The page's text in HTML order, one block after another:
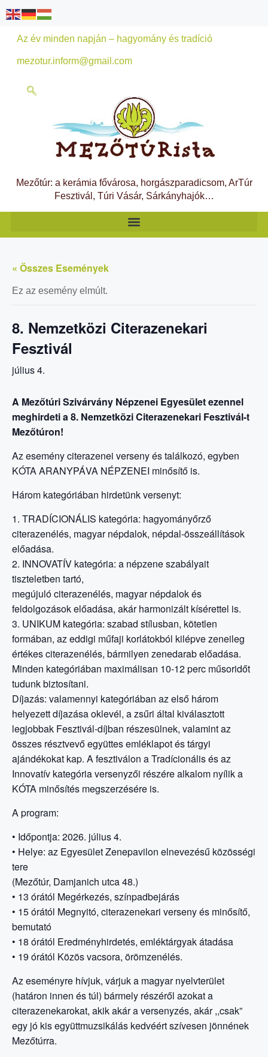
Az év minden napján – hagyomány és tradíció
mezotur.inform@gmail.com
Mezőtúr: a kerámia fővárosa, horgászparadicsom, ArTúr
Fesztivál, Túri Vásár, Sárkányhajók…
« Összes Események
Ez az esemény elmúlt.
8. Nemzetközi Citerazenekari
Fesztivál
július 4.
A Mezőtúri Szivárvány Népzenei Egyesület ezennel
meghirdeti a 8. Nemzetközi Citerazenekari Fesztivál-t
Mezőtúron!
Az esemény citerazenei verseny és találkozó, egyben
KÓTA ARANYPÁVA NÉPZENEI minősítő is.
Három kategóriában hirdetünk versenyt:
1. TRADÍCIONÁLIS kategória: hagyományőrző
citerazenélés, magyar népdalok, népdal-összeállítások
előadása.
2. INNOVATÍV kategória: a népzene szabályait
tiszteletben tartó,
megújuló citerazenélés, magyar népdalok és
feldolgozások előadása, akár harmonizált kísérettel is.
3. UNIKUM kategória: szabad stílusban, kötetlen
formában, az eddigi műfaji korlátokból kilépve zeneileg
értékes citerazenélés, bármilyen zenedarab előadása.
Minden kategóriában maximálisan 10-12 perc műsoridőt
tudunk biztosítani.
Díjazás: valamennyi kategóriában az első három
helyezett díjazása oklevél, a zsűri által kiválasztott
legjobbak Fesztivál-díjban részesülnek, valamint az
összes résztvevő együttes emléklapot és tárgyi
ajándékokat kap. A fesztiválon a Tradícionális és az
Innovatív kategória versenyzői részére alkalom nyílik a
KÓTA minősítés megszerzésére is.
A program:
• Időpontja: 2026. július 4.
• Helye: az Egyesület Zenepavilon elnevezésű közösségi
tere
(Mezőtúr, Damjanich utca 48.)
• 13 órától Megérkezés, színpadbejárás
• 15 órától Megnyitó, citerazenekari verseny és minősítő,
bemutató
• 18 órától Eredményhirdetés, emléktárgyak átadása
• 19 órától Közös vacsora, örömzenélés.
Az eseményre hívjuk, várjuk a magyar nyelvterület
(határon innen és túl) bármely részéről azokat a
citerazenekarokat, akik akár a versenyzés, akár ,,csak”
egy jó kis együttmuzsikálás kedvéért szívesen jönnének
Mezőtúrra.